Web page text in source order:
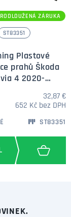
ZÁRUKA
ST83351
Plastové
prahů Škoda
4 2020-
2ks
32,87 €
652 Kč bez DPH
ST83351